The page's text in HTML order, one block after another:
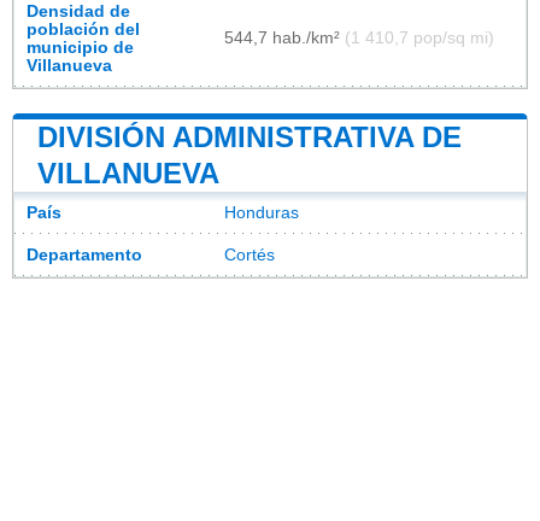
Densidad de
población del
municipio de
Villanueva
544,7 hab./km² (1 410,7 pop/sq mi)
DIVISIÓN ADMINISTRATIVA DE
VILLANUEVA
País Honduras
Departamento Cortés